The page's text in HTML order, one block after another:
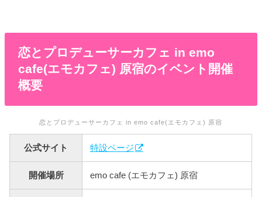
恋とプロデューサーカフェ in emo
cafe(エモカフェ) 原宿のイベント開催
概要
恋とプロデューサーカフェ in emo cafe(エモカフェ) 原宿
公式サイト 特設ページ
開催場所 emo cafe (エモカフェ) 原宿